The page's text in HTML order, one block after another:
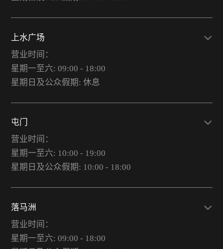
上水广场
营业时间：
星期一至六: 09:00 - 18:00
星期日及公众假期: 休息
屯门
营业时间：
星期一至六: 10:00 - 19:00
星期日及公众假期: 10:00 - 18:00
落马洲
营业时间：
星期一至六: 09:00 - 18:00